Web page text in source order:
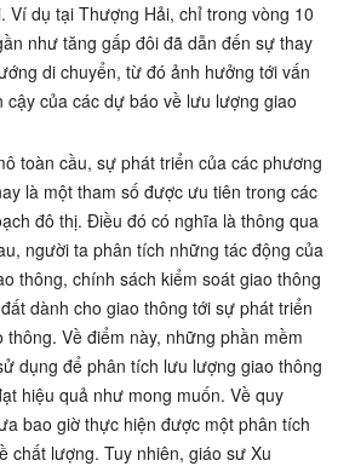
Ví dụ tại Thượng Hải, chỉ trong vòng 10
như tăng gấp đôi đã dẫn đến sự thay
di chuyển, từ đó ảnh hưởng tới vấn
cậy của các dự báo về lưu lượng giao
toàn cầu, sự phát triển của các phương
là một tham số được ưu tiên trong các
đô thị. Điều đó có nghĩa là thông qua
người ta phân tích những tác động của
thông, chính sách kiểm soát giao thông
dành cho giao thông tới sự phát triển
Về điểm này, những phần mềm
dụng để phân tích lưu lượng giao thông
hiệu quả như mong muốn. Về quy
bao giờ thực hiện được một phân tích
chất lượng. Tuy nhiên, giáo sư Xu